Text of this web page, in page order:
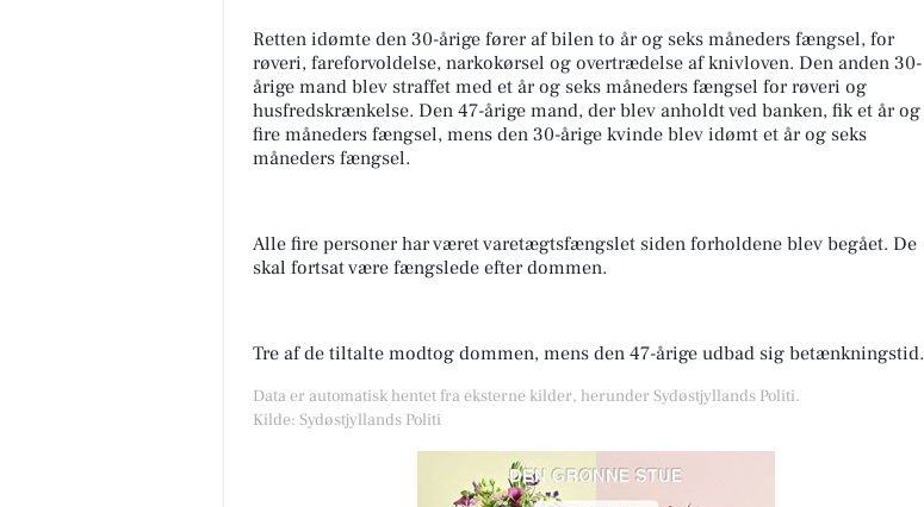
Retten idømte den 30-årige fører af bilen to år og seks måneders fængsel, for
røveri, fareforvoldelse, narkokørsel og overtrædelse af knivloven. Den anden 30-
årige mand blev straffet med et år og seks måneders fængsel for røveri og
husfredskrænkelse. Den 47-årige mand, der blev anholdt ved banken, fik et år og
fire måneders fængsel, mens den 30-årige kvinde blev idømt et år og seks
måneders fængsel.
Alle fire personer har været varetægtsfængslet siden forholdene blev begået. De
skal fortsat være fængslede efter dommen.
Tre af de tiltalte modtog dommen, mens den 47-årige udbad sig betænkningstid.
Data er automatisk hentet fra eksterne kilder, herunder Sydøstjyllands Politi.
Kilde: Sydøstjyllands Politi